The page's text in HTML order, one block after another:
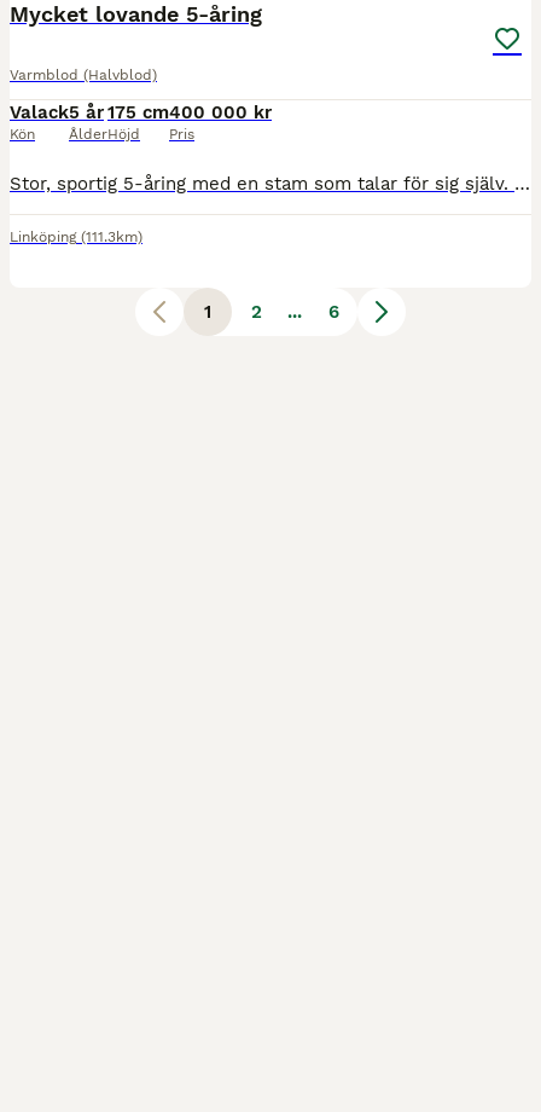
Mycket lovande 5-åring
Varmblod (Halvblod)
Valack
Kön
5 år
Ålder
175 cm
Höjd
400 000 kr
Pris
Stor, sportig 5-åring med en stam som talar för sig själv. Försiktigt tagen pga sin storlek så endast startad ett fåtal gånger. Vid seriöst intresse kan fler bilder och filmer skickas.
Linköping (111.3km)
1 2 ... 6